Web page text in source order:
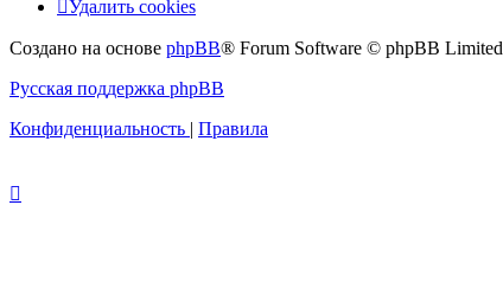
Удалить cookies
Создано на основе phpBB® Forum Software © phpBB Limited
Русская поддержка phpBB
Конфиденциальность | Правила